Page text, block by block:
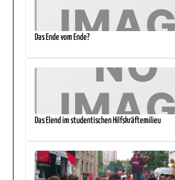
Das Ende vom Ende?
Das Elend im studentischen Hilfskräftemilieu